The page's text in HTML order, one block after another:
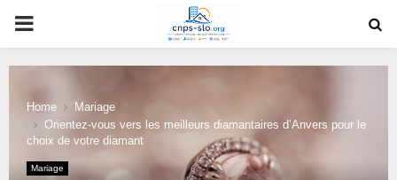
PRIMARY
MENU
Home
Mariage
Orientez-vous vers les meilleurs diamantaires d’Anvers pour le
choix de votre diamant
Mariage